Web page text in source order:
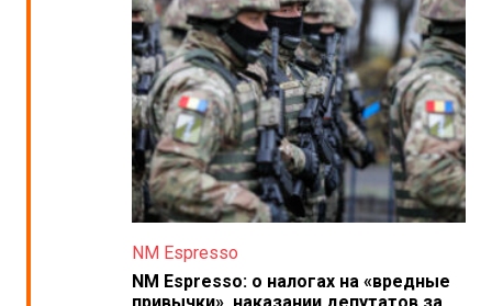
NM Espresso
NM Espresso: о налогах на «вредные
привычки», наказании депутатов за